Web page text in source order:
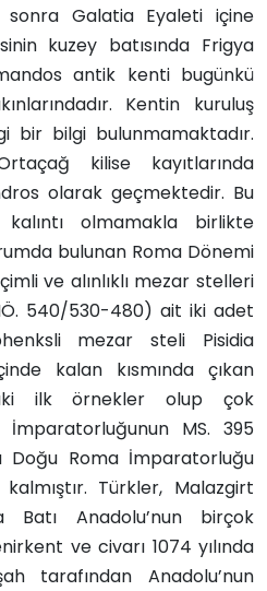
sonra Galatia Eyaleti içine
kuzey batısında Frigya
antik kenti bugünkü
Kentin kuruluş
bir bilgi bulunmamaktadır.
kilise kayıtlarında
olarak geçmektedir. Bu
olmamakla birlikte
bulunan Roma Dönemi
ve alınlıklı mezar stelleri
540/530-480) ait iki adet
mezar steli Pisidia
kalan kısmında çıkan
ilk örnekler olup çok
MS. 395
Doğu Roma İmparatorluğu
kalmıştır. Türkler, Malazgirt
Batı Anadolu’nun birçok
ve civarı 1074 yılında
tarafından Anadolu’nun